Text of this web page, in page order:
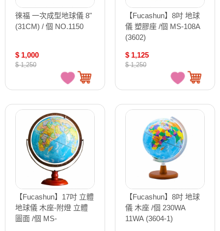
徠福 一次成型地球儀 8"
(31CM) / 個 NO.1150
$ 1,000
$ 1,250
【Fucashun】8吋 地球
儀 塑膠座 /個 MS-108A
(3602)
$ 1,125
$ 1,250
【Fucashun】17吋 立體
地球儀 木座-附燈 立體
圖面 /個 MS-
【Fucashun】8吋 地球
儀 木座 /個 230WA
11WA (3604-1)